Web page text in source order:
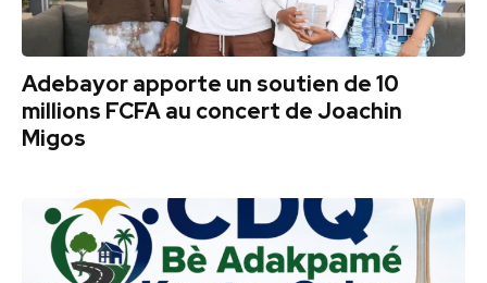
Adebayor apporte un soutien de 10
millions FCFA au concert de Joachin
Migos